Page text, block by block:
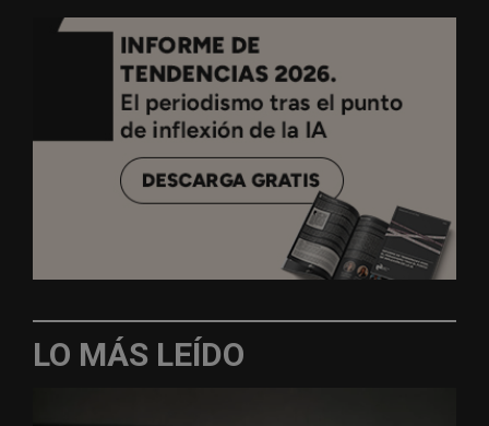
LO MÁS LEÍDO